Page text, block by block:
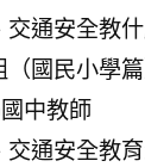
交通安全教
（國民小學篇
中教師
交通安全教